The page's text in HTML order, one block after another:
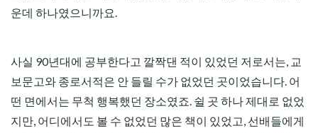
운데 하나였으니까요.
사실 90년대에 공부한다고 깔짝댄 적이 있었던 저로서는, 교
보문고와 종로서적은 안 들릴 수가 없었던 곳이었습니다. 어
떤 면에서는 무척 행복했던 장소였죠. 쉴 곳 하나 제대로 없었
지만, 어디에서도 볼 수 없었던 많은 책이 있었고, 선배들에게